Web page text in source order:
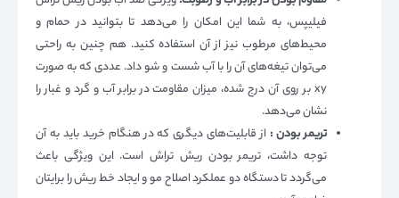
فیلیپس، به شما این امکان را می‌دهد تا بتوانید در حمام و
محیط‌های مرطوب نیز از آن استفاده کنید. هم چنین به راحتی
می‌توان تیغه‌های آن را با آب شست و شو داد. عددی که به صورت
xy بر روی آن درج شده، میزان مقاومت در برابر آب و گرد و غبار را
نشان می‌دهد.
تریمر بودن : از قابلیت‌های دیگری که در هنگام خرید باید به آن
توجه داشت، تریمر بودن ریش تراش است. این ویژگی باعث
می‌گردد تا دستگاه دو عملکرد اصلاح مو و ایجاد خط ریش را برایتان